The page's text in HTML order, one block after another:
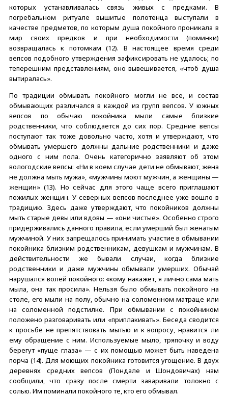
которых устанавливалась связь живых с предками. В
погребальном ритуале вышитые полотенца выступали в
качестве предметов, по которым душа покойного проникала в
мир своих предков и при необходимости (поминки)
возвращалась к потомкам (12). В настоящее время среди
вепсов подобного утверждения зафиксировать не удалось; по
теперешним представлениям, оно вывешивается, «чтоб душа
вытиралась».
По традиции обмывать покойного могли не все, и состав
обмывающих различался в каждой из групп вепсов. У южных
вепсов по обычаю покойника мыли самые близкие
родственники, что соблюдается до сих пор. Средние вепсы
поступают так тоже довольно часто, хотя и утверждают, что
обмывать умершего должны дальние родственники и даже
одного с ним пола. Очень категорично заявляют об этом
вологодские вепсы: «Ни в коем случае дети не обмывают, жена
не должна мыть мужа», «мужчины моют мужчин, а женщины —
женщин» (13). Но сейчас для этого чаще всего приглашают
пожилых женщин. У северных вепсов последнее уже вошло в
традицию. Здесь даже утверждают, что покойников должны
мыть старые девы или вдовы — «они чистые». Особенно строго
придерживались данного правила, если умерший был женатым
мужчиной. У них запрещалось принимать участие в обмывании
покойника близким родственникам, девушкам и мужчинам. В
действительности же бывали случаи, когда близкие
родственники и даже мужчины обмывали умерших. Обычай
нарушался волей покойного: «кому накажет, я лично сама мать
мыла, она так просила». Нельзя было обмывать покойного на
столе, его мыли на полу, обычно на соломенном матраце или
на соломенной подстилке. При обмывании с покойником
положено разговаривать или «приплакивать». Беседа сводится
к просьбе не препятствовать мытью и к вопросу, нравится ли
ему обращение с ним. Используемые мыло, тряпочку и воду
берегут «пуще глаза» — с их помощью может быть наведена
порча (14). Для моющих покойника готовится угощение. В двух
деревнях средних вепсов (Пондале и Шондовичах) нам
сообщили, что сразу после смерти заваривали толокно с
солью. Им поминали покойного те, кто его обмывал.